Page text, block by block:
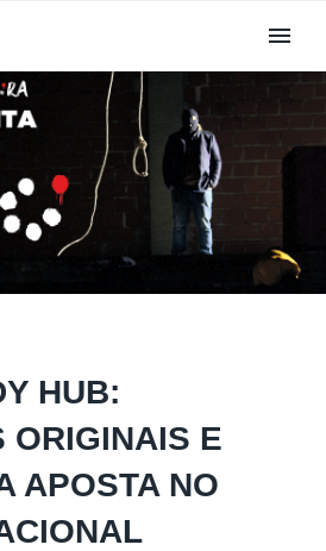
HUB:
ORIGINAIS E
APOSTA NO